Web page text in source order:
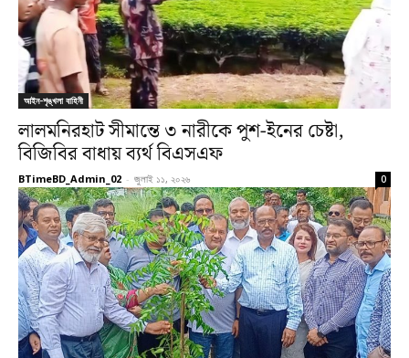
আইন-শৃঙ্খলা বাহিনী
লালমনিরহাট সীমান্তে ৩ নারীকে পুশ-ইনের চেষ্টা,
বিজিবির বাধায় ব্যর্থ বিএসএফ
BTimeBD_Admin_02 - জুলাই ১১, ২০২৬ 0